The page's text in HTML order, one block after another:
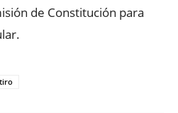
de Constitución para